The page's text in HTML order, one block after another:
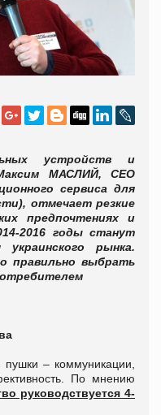
устройств и
МАСЛИЙ, CEO
сервиса для
отмечает резкие
предпочтениях и
2016 годы станут
рынка.
правильно выбрать
– коммуникации,
По мнению
руководствуется 4-